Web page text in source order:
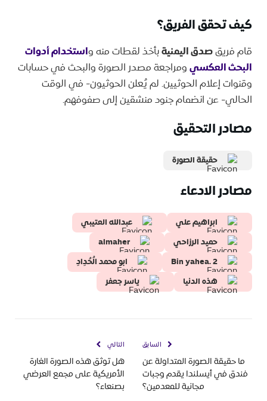
كيف تحقق الفريق؟
قام فريقصدق اليمنيةبأخذ لقطات منه واستخدام أدوات
البحث العكسيومراجعة مصدر الصورة والبحث في حسابات
وقنوات إعلام الحوثيين. لم يُعلن الحوثيون- في الوقت
الحالي- عن انضمام جنود منشقين إلى صفوفهم.
مصادر التحقيق
حقيقة الصورة
مصادر الادعاء
ابراهيم علي
عبدالله العتيبي
حميد الرزاحي
almaher
Bin yahea. 2
ابو محمد الُحُدِادِ
هذه الدنيا
ياسر جعفر
السابق
ما حقيقة الصورة المتداولة عن
فندق في أيسلندا يقدم وجبات
مجانية للمعدمين؟
التالي
هل توثق هذه الصورة الغارة
الأمريكية على مجمع العرضي
بصنعاء؟